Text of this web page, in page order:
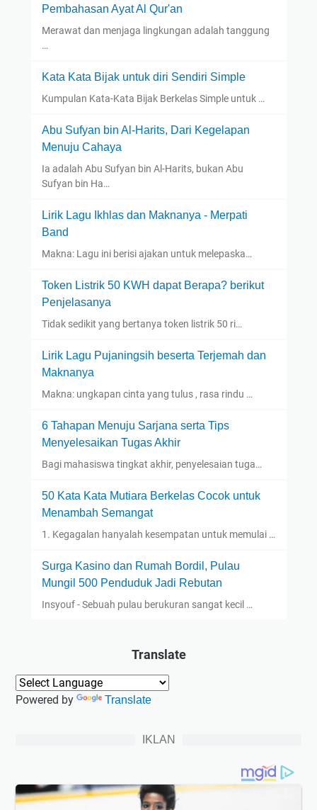
Pembahasan Ayat Al Qur'an
Merawat dan menjaga lingkungan adalah tanggung
…
Kata Kata Bijak untuk diri Sendiri Simple
Kumpulan Kata-Kata Bijak Berkelas Simple untuk …
Abu Sufyan bin Al-Harits, Dari Kegelapan
Menuju Cahaya
Ia adalah Abu Sufyan bin Al-Harits, bukan Abu
Sufyan bin Ha…
Lirik Lagu Ikhlas dan Maknanya - Merpati
Band
Makna: Lagu ini berisi ajakan untuk melepaska…
Token Listrik 50 KWH dapat Berapa? berikut
Penjelasanya
Tidak sedikit yang bertanya token listrik 50 ri…
Lirik Lagu Pujaningsih beserta Terjemah dan
Maknanya
Makna: ungkapan cinta yang tulus , rasa rindu …
6 Tahapan Menuju Sarjana serta Tips
Menyelesaikan Tugas Akhir
Bagi mahasiswa tingkat akhir, penyelesaian tuga…
50 Kata Kata Mutiara Berkelas Cocok untuk
Menambah Semangat
1. Kegagalan hanyalah kesempatan untuk memulai …
Surga Kasino dan Rumah Bordil, Pulau
Mungil 500 Penduduk Jadi Rebutan
Insyouf - Sebuah pulau berukuran sangat kecil …
Translate
Powered by Translate
IKLAN